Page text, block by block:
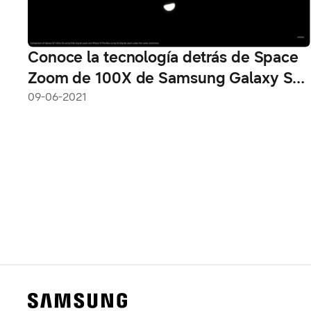
Conoce la tecnología detrás de Space
Zoom de 100X de Samsung Galaxy S21
Ultra
09-06-2021